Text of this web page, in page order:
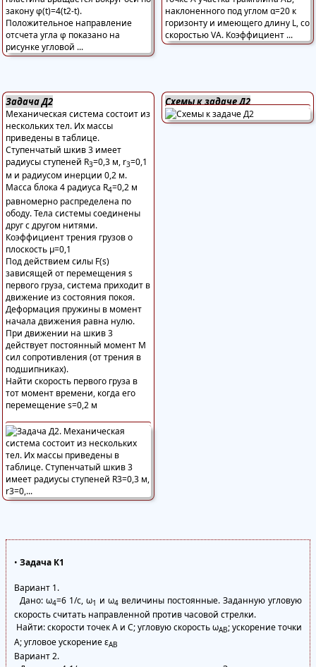
Задача Д2
Механическая система состоит из
нескольких тел. Их массы
приведены в таблице.
Ступенчатый шкив 3 имеет
радиусы ступеней R3=0,3 м, r3=0,1
м и радиусом инерции 0,2 м.
Масса блока 4 радиуса R4=0,2 м
равномерно распределена по
ободу. Тела системы соединены
друг с другом нитями.
Коэффициент трения грузов о
плоскость μ=0,1
Под действием силы F(s)
зависящей от перемещения s
первого груза, система приходит в
движение из состояния покоя.
Деформация пружины в момент
начала движения равна нулю.
При движении на шкив 3
действует постоянный момент М
сил сопротивления (от трения в
подшипниках).
Найти скорость первого груза в
тот момент времени, когда его
перемещение s=0,2 м
Схемы к задаче Д2
• Задача К1
Вариант 1.
Дано: ω4=6 1/с, ω1 и ω4 величины постоянные. Заданную угловую
скорость считать направленной против часовой стрелки.
Найти: скорости точек А и C; угловую скорость ωAB; ускорение точки
А; угловое ускорение εAB
Вариант 2.